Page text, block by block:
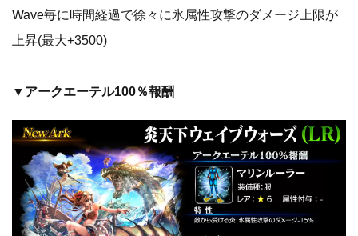
Wave毎に時間経過で徐々に氷属性攻撃のダメージ上限が
上昇(最大+3500)
▼アークエーテル100％報酬